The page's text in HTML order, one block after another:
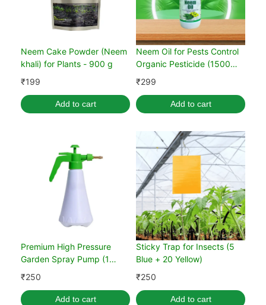
Neem Cake Powder (Neem
khali) for Plants - 900 g
₹199
Add to cart
Neem Oil for Pests Control
Organic Pesticide (1500
PPM)
₹299
Add to cart
Premium High Pressure
Garden Spray Pump (1
Liter)
₹250
Add to cart
Sticky Trap for Insects (5
Blue + 20 Yellow)
₹250
Add to cart